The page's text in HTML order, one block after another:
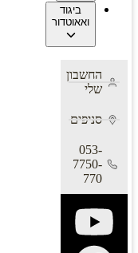
ביגוד
ואאוטדור
החשבון
שלי
סניפים
053-
7750-
770